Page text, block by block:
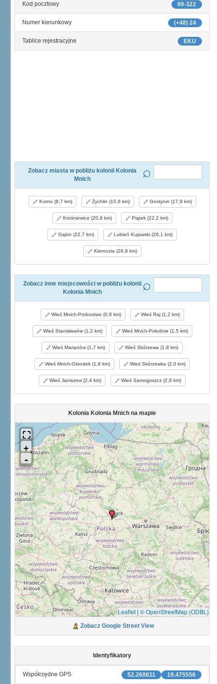
99-322
Kod pocztowy
(+48) 24
Numer kierunkowy
EKU
Tablice rejestracyjne
Zobacz miasta w pobliżu kolonii Kolonia
Mnich
Kutno (8,7 km) Żychlin (10,6 km) Gostynin (17,9 km)
Krośniewice (20,8 km) Piątek (22,2 km)
Gąbin (22,7 km) Lubień Kujawski (26,1 km)
Kiernozia (26,9 km)
Zobacz inne miejscowości w pobliżu kolonii
Kolonia Mnich
Wieś Mnich-Probostwo (0,8 km) Wieś Raj (1,2 km)
Wieś Stanisławów (1,2 km) Wieś Mnich-Południe (1,5 km)
Wieś Marianów (1,7 km) Wieś Skórzewa (1,8 km)
Wieś Mnich-Ośrodek (1,8 km) Wieś Skórzewka (2,0 km)
Wieś Janiszew (2,4 km) Wieś Samogoszcz (2,6 km)
Kolonia Kolonia Mnich na mapie
Leaflet | © OpenStreetMap (ODBL)
Zobacz Google Street View
Identyfikatory
19.475556
52.268611
Współrzędne GPS